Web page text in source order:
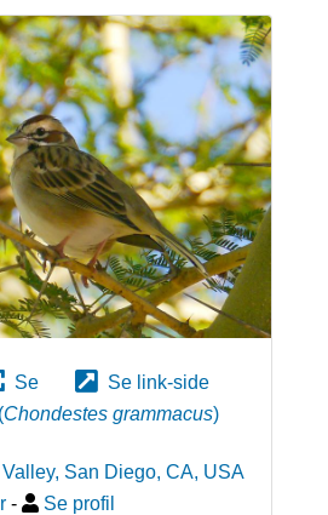
Se
Se link-side
(Chondestes grammacus)
San Diego, CA, USA
- Se profil